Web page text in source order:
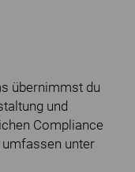
übernimmst du
und
Compliance
umfassen unter